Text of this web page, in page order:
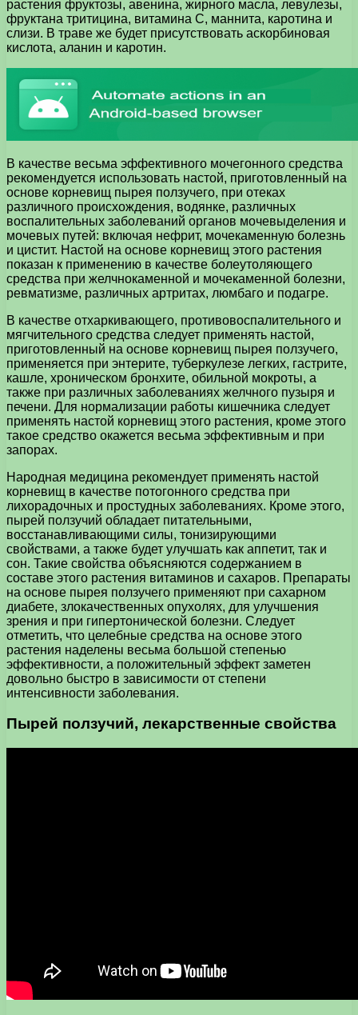
растения фруктозы, авенина, жирного масла, левулезы,
фруктана тритицина, витамина С, маннита, каротина и
слизи. В траве же будет присутствовать аскорбиновая
кислота, аланин и каротин.
В качестве весьма эффективного мочегонного средства
рекомендуется использовать настой, приготовленный на
основе корневищ пырея ползучего, при отеках
различного происхождения, водянке, различных
воспалительных заболеваний органов мочевыделения и
мочевых путей: включая нефрит, мочекаменную болезнь
и цистит. Настой на основе корневищ этого растения
показан к применению в качестве болеутоляющего
средства при желчнокаменной и мочекаменной болезни,
ревматизме, различных артритах, люмбаго и подагре.
В качестве отхаркивающего, противовоспалительного и
мягчительного средства следует применять настой,
приготовленный на основе корневищ пырея ползучего,
применяется при энтерите, туберкулезе легких, гастрите,
кашле, хроническом бронхите, обильной мокроты, а
также при различных заболеваниях желчного пузыря и
печени. Для нормализации работы кишечника следует
применять настой корневищ этого растения, кроме этого
такое средство окажется весьма эффективным и при
запорах.
Народная медицина рекомендует применять настой
корневищ в качестве потогонного средства при
лихорадочных и простудных заболеваниях. Кроме этого,
пырей ползучий обладает питательными,
восстанавливающими силы, тонизирующими
свойствами, а также будет улучшать как аппетит, так и
сон. Такие свойства объясняются содержанием в
составе этого растения витаминов и сахаров. Препараты
на основе пырея ползучего применяют при сахарном
диабете, злокачественных опухолях, для улучшения
зрения и при гипертонической болезни. Следует
отметить, что целебные средства на основе этого
растения наделены весьма большой степенью
эффективности, а положительный эффект заметен
довольно быстро в зависимости от степени
интенсивности заболевания.
Пырей ползучий, лекарственные свойства